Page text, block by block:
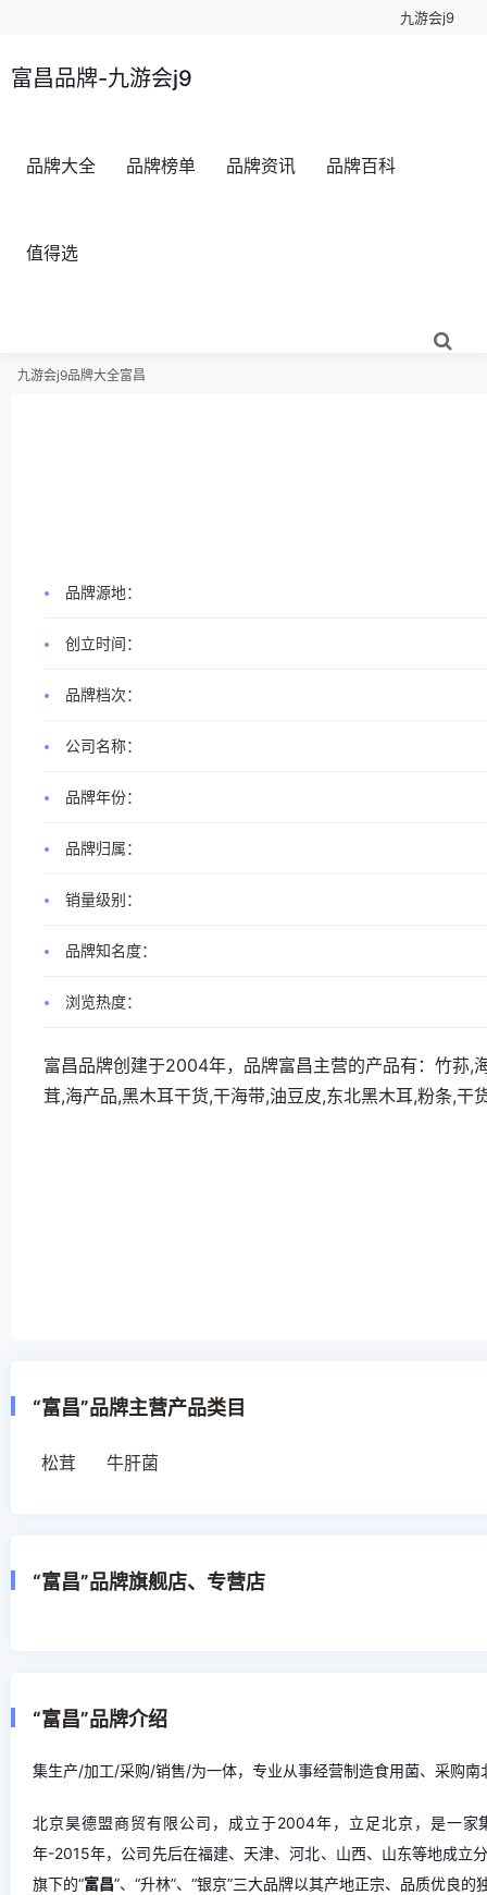
九游会j9
富昌品牌-九游会j9
品牌大全 品牌榜单 品牌资讯 品牌百科
值得选
九游会j9品牌大全富昌
品牌源地：
创立时间：
品牌档次：
公司名称：
品牌年份：
品牌归属：
销量级别：
品牌知名度：
浏览热度：
富昌品牌创建于2004年，品牌富昌主营的产品有：竹荪,
茸,海产品,黑木耳干货,干海带,油豆皮,东北黑木耳,粉条,干
“富昌”品牌主营产品类目
松茸 牛肝菌
“富昌”品牌旗舰店、专营店
“富昌”品牌介绍
集生产/加工/采购/销售/为一体，专业从事经营制造食用菌、采购
北京昊德盟商贸有限公司，成立于2004年，立足北京，是一
年-2015年，公司先后在福建、天津、河北、山西、山东等地成立
旗下的“富昌”、“升林”、“银京”三大品牌以其产地正宗、品质优良